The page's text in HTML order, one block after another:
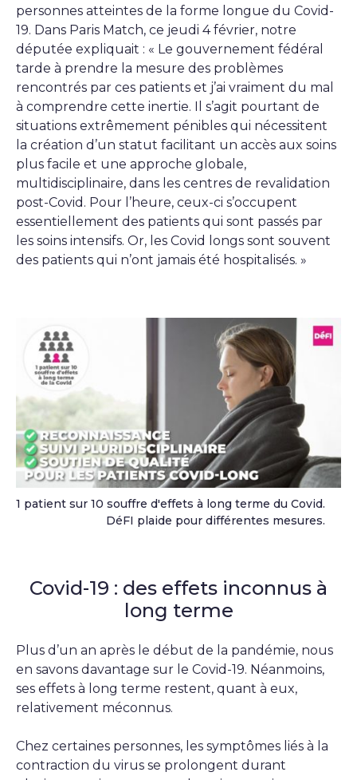
personnes atteintes de la forme longue du Covid-
19. Dans Paris Match, ce jeudi 4 février, notre
députée expliquait : « Le gouvernement fédéral
tarde à prendre la mesure des problèmes
rencontrés par ces patients et j’ai vraiment du mal
à comprendre cette inertie. Il s’agit pourtant de
situations extrêmement pénibles qui nécessitent
la création d’un statut facilitant un accès aux soins
plus facile et une approche globale,
multidisciplinaire, dans les centres de revalidation
post-Covid. Pour l’heure, ceux-ci s’occupent
essentiellement des patients qui sont passés par
les soins intensifs. Or, les Covid longs sont souvent
des patients qui n’ont jamais été hospitalisés. »
1 patient sur 10 souffre d'effets à long terme du Covid.
DéFI plaide pour différentes mesures.
Covid-19 : des effets inconnus à
long terme
Plus d’un an après le début de la pandémie, nous
en savons davantage sur le Covid-19. Néanmoins,
ses effets à long terme restent, quant à eux,
relativement méconnus.
Chez certaines personnes, les symptômes liés à la
contraction du virus se prolongent durant